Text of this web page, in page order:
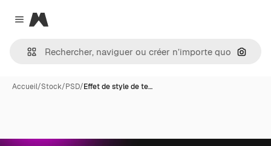
Close menu
Magnific
Accueil/Stock/PSD/Effet de style de te…